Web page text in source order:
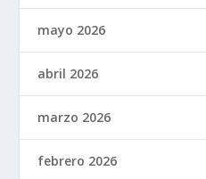
mayo 2026
abril 2026
marzo 2026
febrero 2026